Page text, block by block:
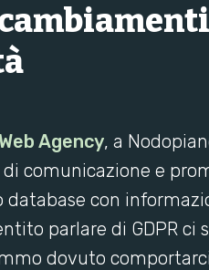
Agency, a
comunicazione e
con
parlare di GDPR
dovuto